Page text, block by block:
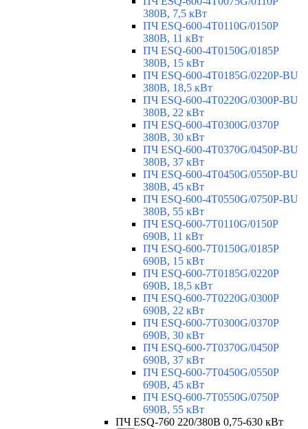
380В, 7,5 кВт
ПЧ ESQ-600-4T0110G/0150P
380В, 11 кВт
ПЧ ESQ-600-4T0150G/0185P
380В, 15 кВт
ПЧ ESQ-600-4T0185G/0220P-BU
380В, 18,5 кВт
ПЧ ESQ-600-4T0220G/0300P-BU
380В, 22 кВт
ПЧ ESQ-600-4T0300G/0370P
380В, 30 кВт
ПЧ ESQ-600-4T0370G/0450P-BU
380В, 37 кВт
ПЧ ESQ-600-4T0450G/0550P-BU
380В, 45 кВт
ПЧ ESQ-600-4T0550G/0750P-BU
380В, 55 кВт
ПЧ ESQ-600-7T0110G/0150P
690В, 11 кВт
ПЧ ESQ-600-7T0150G/0185P
690В, 15 кВт
ПЧ ESQ-600-7T0185G/0220P
690В, 18,5 кВт
ПЧ ESQ-600-7T0220G/0300P
690В, 22 кВт
ПЧ ESQ-600-7T0300G/0370P
690В, 30 кВт
ПЧ ESQ-600-7T0370G/0450P
690В, 37 кВт
ПЧ ESQ-600-7T0450G/0550P
690В, 45 кВт
ПЧ ESQ-600-7T0550G/0750P
690В, 55 кВт
ПЧ ESQ-760 220/380В 0,75-630 кВт